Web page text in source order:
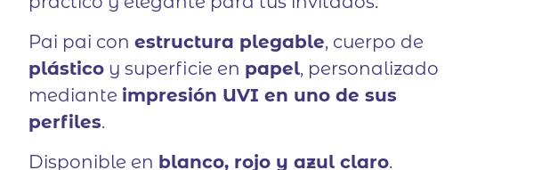
Pai pai conestructura plegable, cuerpo de
plástico y superficie en papel, personalizado
mediante impresión UVI en uno de sus
perfiles.
Disponible en blanco, rojo y azul claro.